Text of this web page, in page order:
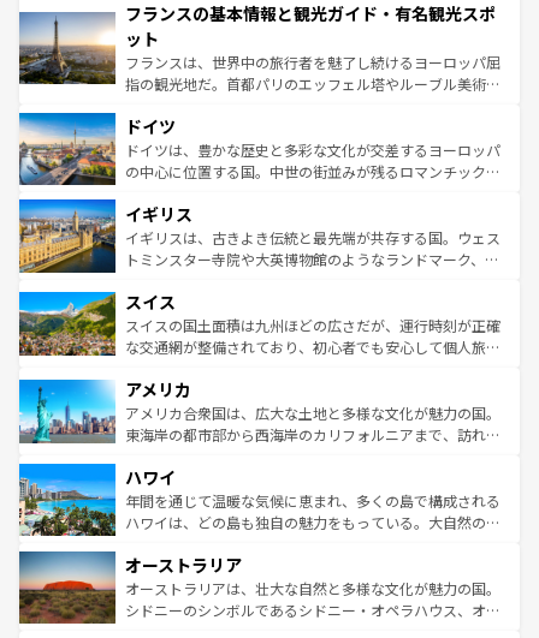
ませてくれるイタリアで、忘れられない旅をしてみよう！
なお、新着のイタリア情報は
しい。
文化が根付くこの国では、情熱的なフラメンコ、熱気あふ
れる闘牛、そして美味しいタパスが生活の一部となってい
る。首都マドリードの洗練された雰囲気や、バルセロナの
アートに溢れた街角から、地方では古代ローマ遺跡や中世
せる。地方によって風土や気候が異なるスペインはその個
性で訪れる人を魅了する。 なお、新着のスペイン情報は コ
ンテンツ一覧を参照してほしい。
フランスの基本情報と観光ガイド・有名観光スポ
ット
フランスは、世界中の旅行者を魅了し続けるヨーロッパ屈
指の観光地だ。首都パリのエッフェル塔やルーブル美術館
で、幅広い魅力が詰まっている。華麗な宮殿、歴史的な大
聖堂、美しいビーチ、そして豊かな自然が、訪れる者を心
から魅了する。また、フランスは美食の国としても知ら
いる。シャンパンの発祥地であるランス、プロヴァンスの
香り高いラベンダー畑など、多彩な楽しみ方が可能だ。さ
らに、パリ以外の地域にも魅力が溢れており、どの街角に
れる地方に足を運ぶとそれぞれで全く異なる文化を体験で
きるだろう。 なお、新着のフランス情報はコンテンツ一覧
を参照してほしい。
ドイツ
ドイツは、豊かな歴史と多彩な文化が交差するヨーロッパ
の中心に位置する国。中世の街並みが残るロマンチック街
顔を持つこの国は、どこを歩いても飽きることがない。ベ
ルリンの文化的活気、バイエルン州のアルプスの絶景、そ
してライン川沿いのワイン畑といった風景は必見。ビール
は、お酒好きな人にはぜひ体験してほしい。 なお、新着の
ドイツ情報はコンテンツ一覧を参照してほしい。
イギリス
イギリスは、古きよき伝統と最先端が共存する国。ウェス
トミンスター寺院や大英博物館のようなランドマーク、歴
リアごとに異なる魅力がある。また、優雅なアフタヌーン
ティー、ビール好きにはたまらない英国パブ、サッカー観
戦など、本場だからこそできる体験も豊富。イギリスを旅
ンツ一覧を参照してほしい。
スイス
スイスの国土面積は九州ほどの広さだが、運行時刻が正確
な交通網が整備されており、初心者でも安心して個人旅行
の建物がそのまま残る町や、スイスならではのユニークな
博物館もあり、アルプス観光だけでなく町歩きも満喫する
ことができる。国民の所得が高いため物価も高いが、旅行
ば市内交通費無料で観光を楽しむこともできる。 なお、新
着のスイス情報はコンテンツ一覧 を参照してほしい。
アメリカ
アメリカ合衆国は、広大な土地と多様な文化が魅力の国。
東海岸の都市部から西海岸のカリフォルニアまで、訪れる
のような巨大都市は、観光、ショッピング、エンターテイ
ンメントが詰まった刺激的なスポットだ。一方、アメリカ
西部には大自然が広がり、グランドキャニオンやイエロー
部のニューオーリンズでは、音楽と美食が融合した独特の
文化が魅力。旅行者はアメリカの各地域で異なる魅力を楽
しみながら、その多様性と豊かな歴史を感じることができ
ハワイ
年間を通じて温暖な気候に恵まれ、多くの島で構成される
ハワイは、どの島も独自の魅力をもっている。大自然の神
ワイ島は見逃せない。また、定番の観光地といえばオアフ
島だが、静かな自然を求めるならマウイ島やカウアイ島が
おすすめ。エメラルドグリーンに輝く海をはじめ、豊かな
オーストラリア
オーストラリアは、壮大な自然と多様な文化が魅力の国。
シドニーのシンボルであるシドニー・オペラハウス、オー